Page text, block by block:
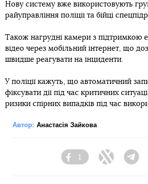
Нову систему вже використовують
райуправління поліції та бійці
Також нагрудні камери з підтримкою
відео через мобільний інтернет, що
швидше реагувати на інциденти.
У поліції кажуть, що автоматичний
фіксувати дії під час критичних
ризики спірних випадків під час
Автор: Анастасія Зайкова
Facebook
1
Twitter